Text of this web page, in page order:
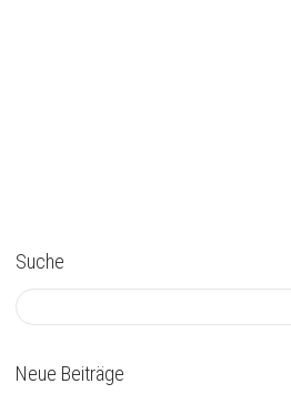
Suche
Neue Beiträge